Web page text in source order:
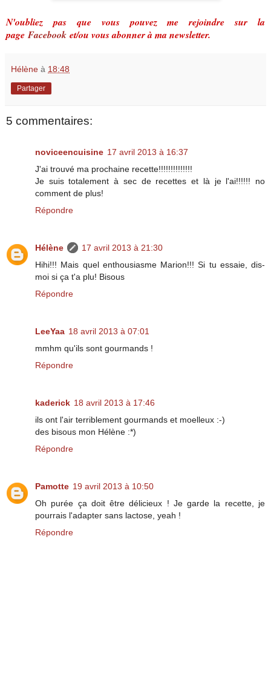
N'oubliez pas que vous pouvez me rejoindre sur la
page Facebook et/ou vous abonner à ma newsletter.
Hélène à 18:48
Partager
5 commentaires:
noviceencuisine 17 avril 2013 à 16:37
J'ai trouvé ma prochaine recette!!!!!!!!!!!!!!
Je suis totalement à sec de recettes et là je l'ai!!!!!! no
comment de plus!
Répondre
Hélène
17 avril 2013 à 21:30
Hihi!!! Mais quel enthousiasme Marion!!! Si tu essaie, dis-
moi si ça t'a plu! Bisous
Répondre
LeeYaa 18 avril 2013 à 07:01
mmhm qu'ils sont gourmands !
Répondre
kaderick 18 avril 2013 à 17:46
ils ont l'air terriblement gourmands et moelleux :-)
des bisous mon Hélène :*)
Répondre
Pamotte 19 avril 2013 à 10:50
Oh purée ça doit être délicieux ! Je garde la recette, je
pourrais l'adapter sans lactose, yeah !
Répondre